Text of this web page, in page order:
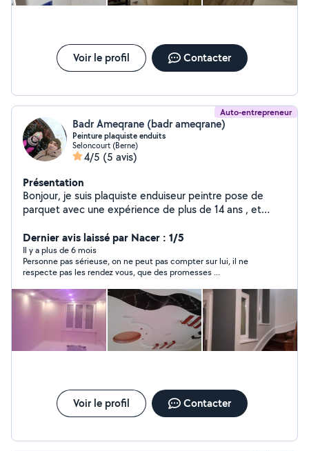
Voir le profil Contacter
Auto-entrepreneur
Badr Ameqrane (badr ameqrane)
Peinture plaquiste enduits
Seloncourt (Berne)
4/5 (5 avis)
Présentation
Bonjour, je suis plaquiste enduiseur peintre pose de
parquet avec une expérience de plus de 14 ans , et
Dernier avis laissé par Nacer : 1/5
Il y a plus de 6 mois
Personne pas sérieuse, on ne peut pas compter sur lui, il ne
respecte pas les rendez vous, que des promesses ...
Voir le profil Contacter